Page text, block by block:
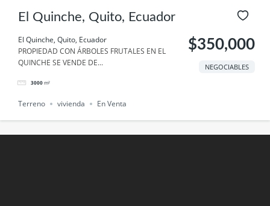
El Quinche, Quito, Ecuador
El Quinche, Quito, Ecuador
PROPIEDAD CON ÁRBOLES FRUTALES EN EL
QUINCHE SE VENDE DE...
3000 m²
$350,000
NEGOCIABLES
Terreno vivienda En Venta